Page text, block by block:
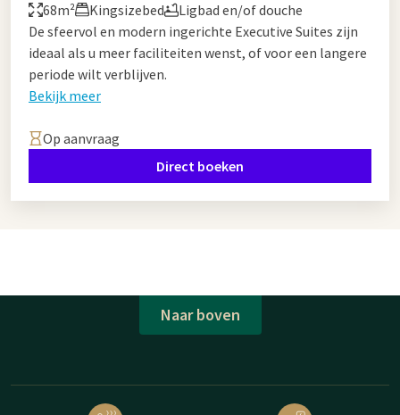
68m² Kingsizebed
Ligbad en/of douche
De sfeervol en modern ingerichte Executive Suites zijn
ideaal als u meer faciliteiten wenst, of voor een langere
periode wilt verblijven.
Bekijk meer
Op aanvraag
Direct boeken
Naar boven